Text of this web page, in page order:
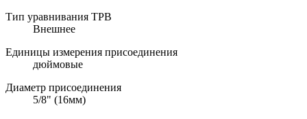
Тип уравнивания ТРВ
Внешнее
Единицы измерения присоединения
дюймовые
Диаметр присоединения
5/8" (16мм)